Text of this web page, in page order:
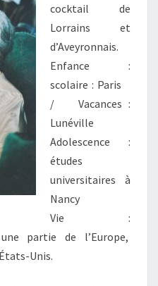
cocktail de
Lorrains et
d’Aveyronnais.
Enfance :
scolaire : Paris
/ Vacances :
Lunéville
Adolescence :
études
universitaires à
Nancy
Vie :
partie de l’Europe,
Unis.